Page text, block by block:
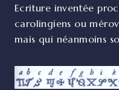
Ecriture inventée
carolingiens ou
mais qui néanmoins